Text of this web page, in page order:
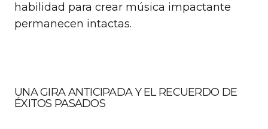
habilidad para crear música impactante
permanecen intactas.
UNA GIRA ANTICIPADA Y EL RECUERDO DE
ÉXITOS PASADOS